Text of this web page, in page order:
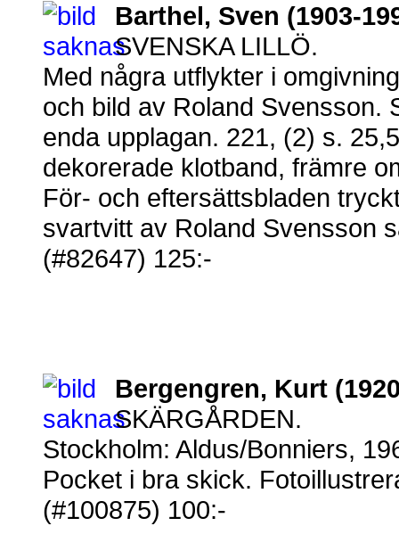
Barthel, Sven (1903-
SVENSKA LILLÖ.
Med några utflykter i
och bild av Roland Svensson.
enda upplagan. 221, (2) s.
dekorerade klotband, främre
För- och eftersättsbladen
svartvitt av Roland Svensson
(#82647) 125:-
Bergengren, Kurt
SKÄRGÅRDEN.
Stockholm: Aldus/Bonniers,
Pocket i bra skick.
(#100875) 100:-